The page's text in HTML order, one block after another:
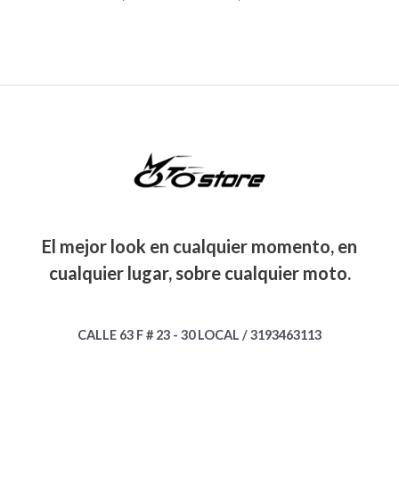
El mejor look en cualquier momento, en
cualquier lugar, sobre cualquier moto.
CALLE 63 F # 23 - 30 LOCAL / 3193463113